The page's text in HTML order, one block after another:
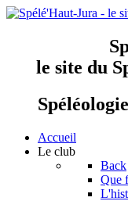
le site du
Accueil
Le club
Back
Que